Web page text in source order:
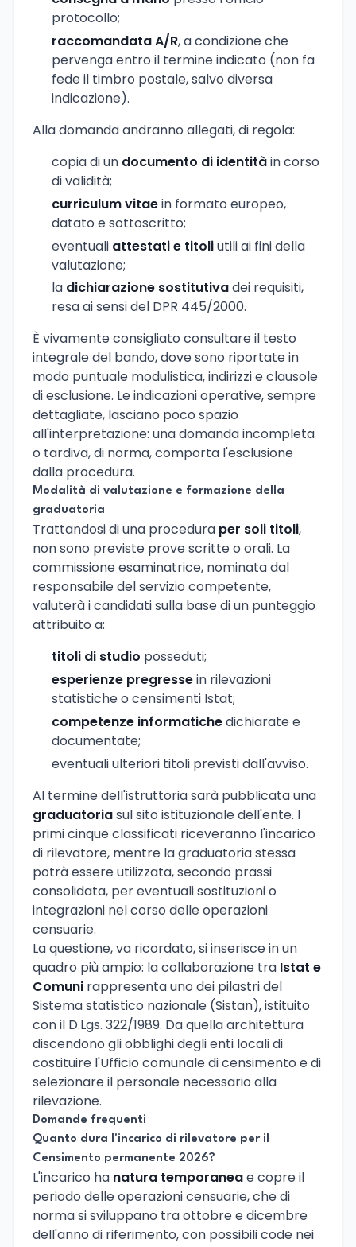
protocollo;
raccomandata A/R, a condizione che
pervenga entro il termine indicato (non fa
fede il timbro postale, salvo diversa
indicazione).
Alla domanda andranno allegati, di regola:
copia di un documento di identitàin corso
di validità;
curriculum vitaein formato europeo,
datato e sottoscritto;
eventuali attestati e titoliutili ai fini della
valutazione;
la dichiarazione sostitutivadei requisiti,
resa ai sensi del DPR 445/2000.
È vivamente consigliato consultare il testo
integrale del bando, dove sono riportate in
modo puntuale modulistica, indirizzi e clausole
di esclusione. Le indicazioni operative, sempre
dettagliate, lasciano poco spazio
all'interpretazione: una domanda incompleta
o tardiva, di norma, comporta l'esclusione
dalla procedura.
Modalità di valutazione e formazione della
graduatoria
Trattandosi di una procedura per soli titoli,
non sono previste prove scritte o orali. La
commissione esaminatrice, nominata dal
responsabile del servizio competente,
valuterà i candidati sulla base di un punteggio
attribuito a:
titoli di studio posseduti;
esperienze pregressein rilevazioni
statistiche o censimenti Istat;
competenze informatichedichiarate e
documentate;
eventuali ulteriori titoli previsti dall'avviso.
Al termine dell'istruttoria sarà pubblicata una
graduatoriasul sito istituzionale dell'ente. I
primi cinque classificati riceveranno l'incarico
di rilevatore, mentre la graduatoria stessa
potrà essere utilizzata, secondo prassi
consolidata, per eventuali sostituzioni o
integrazioni nel corso delle operazioni
censuarie.
La questione, va ricordato, si inserisce in un
quadro più ampio: la collaborazione tra Istat e
Comuni rappresenta uno dei pilastri del
Sistema statistico nazionale (Sistan), istituito
con il D.Lgs. 322/1989. Da quella architettura
discendono gli obblighi degli enti locali di
costituire l'Ufficio comunale di censimento e di
selezionare il personale necessario alla
rilevazione.
Domande frequenti
Quanto dura l'incarico di rilevatore per il
Censimento permanente 2026?
L'incarico ha natura temporaneae copre il
periodo delle operazioni censuarie, che di
norma si sviluppano tra ottobre e dicembre
dell'anno di riferimento, con possibili code nei